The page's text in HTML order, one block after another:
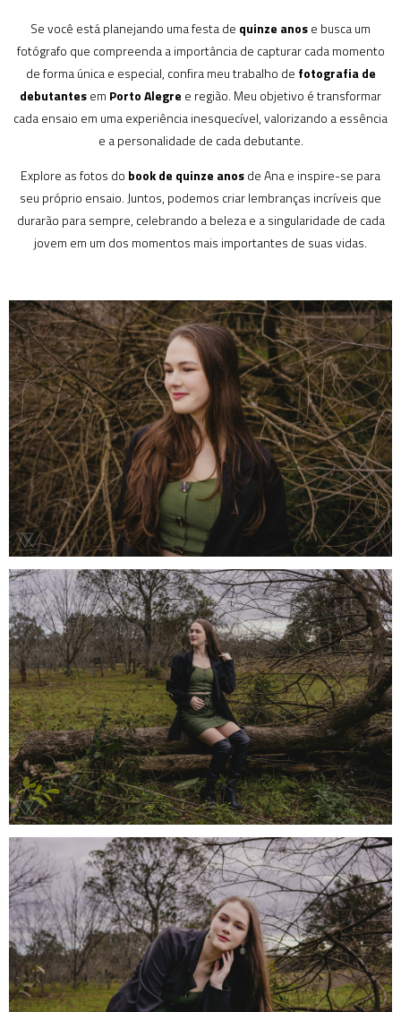
Se você está planejando uma festa de quinze anose busca um
fotógrafo que compreenda a importância de capturar cada momento
de forma única e especial, confira meu trabalho de fotografia de
debutantesem Porto Alegre e região. Meu objetivo é transformar
cada ensaio em uma experiência inesquecível, valorizando a essência
e a personalidade de cada debutante.
Explore as fotos do book de quinze anosde Ana e inspire-se para
seu próprio ensaio. Juntos, podemos criar lembranças incríveis que
durarão para sempre, celebrando a beleza e a singularidade de cada
jovem em um dos momentos mais importantes de suas vidas.